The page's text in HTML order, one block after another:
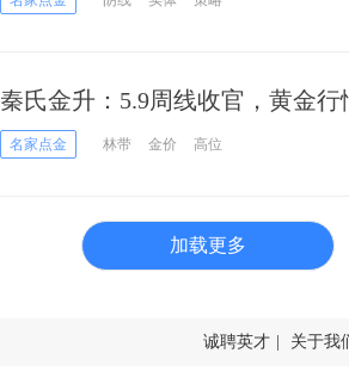
秦氏金升：5.9周线收官，黄金
名家点金 林带 金价 高位
加载更多
诚聘英才 关于我